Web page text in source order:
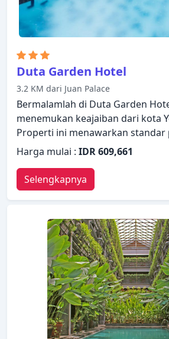
Duta Garden Hotel
3.2 KM dari Juan Palace
Bermalamlah di Duta Garden
menemukan keajaiban dari kota
Properti ini menawarkan standar
fasilitas yang tinggi untuk
kebutuhan semua wisatawan.
jam, WiFi gratis di semua kamar,
umum, tempat parkir mobil,
dalam daftar hal-hal yang dapat
para tamu. Kamar dirancang
tingkat kenyamanan optimal
fasilitas yang nyaman seperti
cermin, handuk, akses internet -
internet WiFi (gratis).
seharian beraktivitas dan
luar ruangan, taman. Apa pun
mengunjungi Yogyakarta, Duta
membuat Anda langsung merasa
Harga mulai : IDR 609,661
Selengkapnya